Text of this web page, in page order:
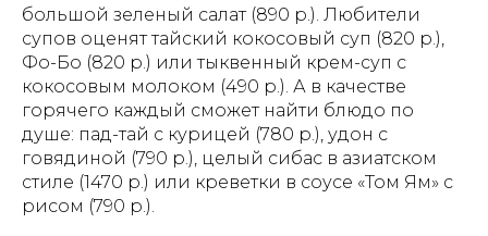
большой зеленый салат (890 р.). Любители
супов оценят тайский кокосовый суп (820 р.),
Фо-Бо (820 р.) или тыквенный крем-суп с
кокосовым молоком (490 р.). А в качестве
горячего каждый сможет найти блюдо по
душе: пад-тай с курицей (780 р.), удон с
говядиной (790 р.), целый сибас в азиатском
стиле (1470 р.) или креветки в соусе «Том Ям» с
рисом (790 р.).